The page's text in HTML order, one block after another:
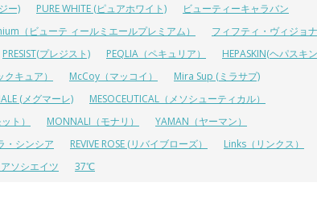
ー) PURE WHITE (ピュアホワイト)
ビューティーキャラバン
（ビューテ ィールミエールプレミアム）
フィフティ・ヴィジョ
PRESIST(プレジスト) PEQLIA（ペキュリア）
HEPASKIN(ヘパスキ
キュア） McCoy（マッコイ）
Mira Sup (ミラサプ)
(メグマーレ)
MESOCEUTICAL（メソシューティカル）
ト） MONNALI（モナリ）
YAMAN（ヤーマン）
・シンシア REVIVE ROSE (リバイブローズ）
Links（リンクス）
ソシエイツ 37℃